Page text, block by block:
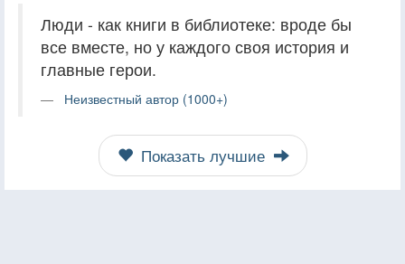
Люди - как книги в библиотеке: вроде бы
все вместе, но у каждого своя история и
главные герои.
Неизвестный автор (1000+)
Показать лучшие